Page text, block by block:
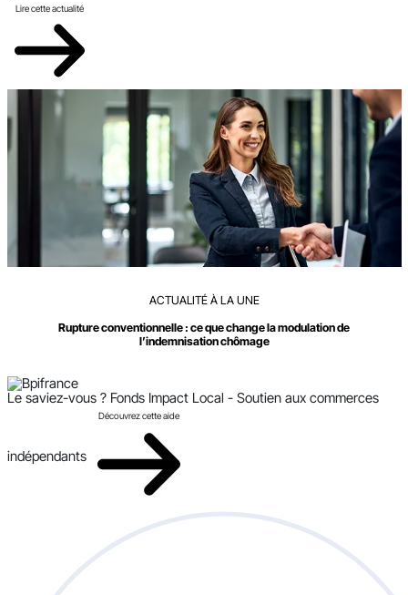
Lire cette actualité
ACTUALITÉ À LA UNE
Rupture conventionnelle : ce que change la modulation de
l’indemnisation chômage
Le saviez-vous ? Fonds Impact Local - Soutien aux commerces
indépendants
Découvrez cette aide